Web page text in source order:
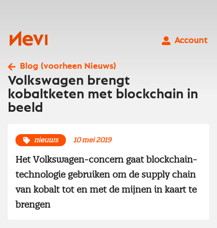
Nevi
Account
Blog (voorheen Nieuws)
Volkswagen brengt
kobaltketen met blockchain in
beeld
nieuws 10 mei 2019
Het Volkswagen-concern gaat blockchain-
technologie gebruiken om de supply chain
van kobalt tot en met de mijnen in kaart te
brengen